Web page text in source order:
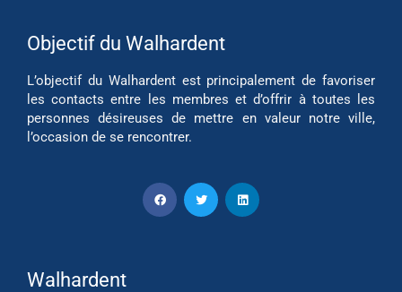
Objectif du Walhardent
L’objectif du Walhardent est principalement de favoriser
les contacts entre les membres et d’offrir à toutes les
personnes désireuses de mettre en valeur notre ville,
l’occasion de se rencontrer.
Walhardent